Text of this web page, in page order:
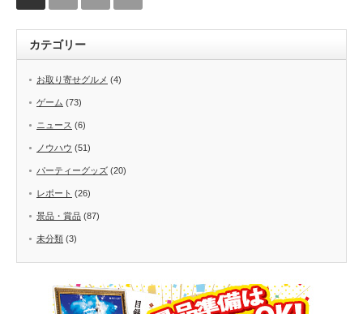
カテゴリー
お取り寄せグルメ (4)
ゲーム (73)
ニュース (6)
ノウハウ (51)
パーティーグッズ (20)
レポート (26)
景品・賞品 (87)
未分類 (3)